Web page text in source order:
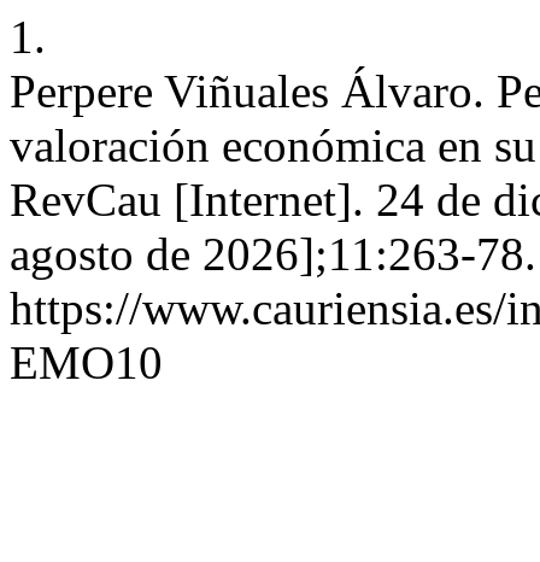
1.
Perpere Viñuales Álvaro.
valoración económica en
RevCau [Internet]. 24 de
agosto de 2026];11:263-
https://www.cauriensia.es/
EMO10